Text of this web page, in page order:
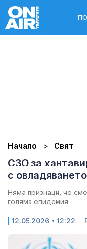
Начало Свят
СЗО за
с
Няма признаци, че
голяма епидемия
12.05.2026 • 12:22